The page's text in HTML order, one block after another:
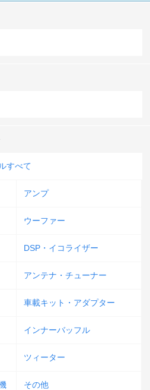
すべて
アンプ
ウーファー
DSP・イコライザー
アンテナ・チューナー
車載キット・アダプター
インナーバッフル
ツィーター
その他